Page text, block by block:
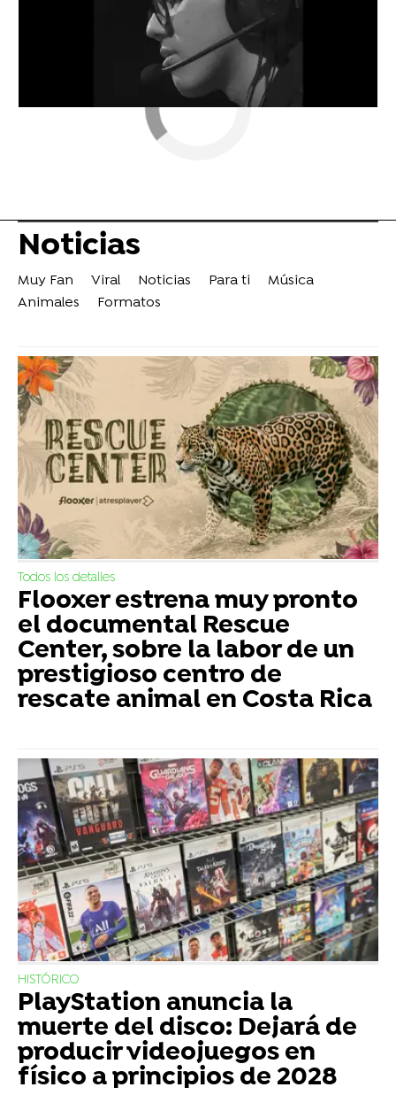
Noticias
Muy Fan Viral Noticias Para ti
Música
Animales
Formatos
Todos los detalles
Flooxer estrena muy pronto
el documental Rescue
Center, sobre la labor de un
prestigioso centro de
rescate animal en Costa Rica
HISTÓRICO
PlayStation anuncia la
muerte del disco: Dejará de
producir videojuegos en
físico a principios de 2028